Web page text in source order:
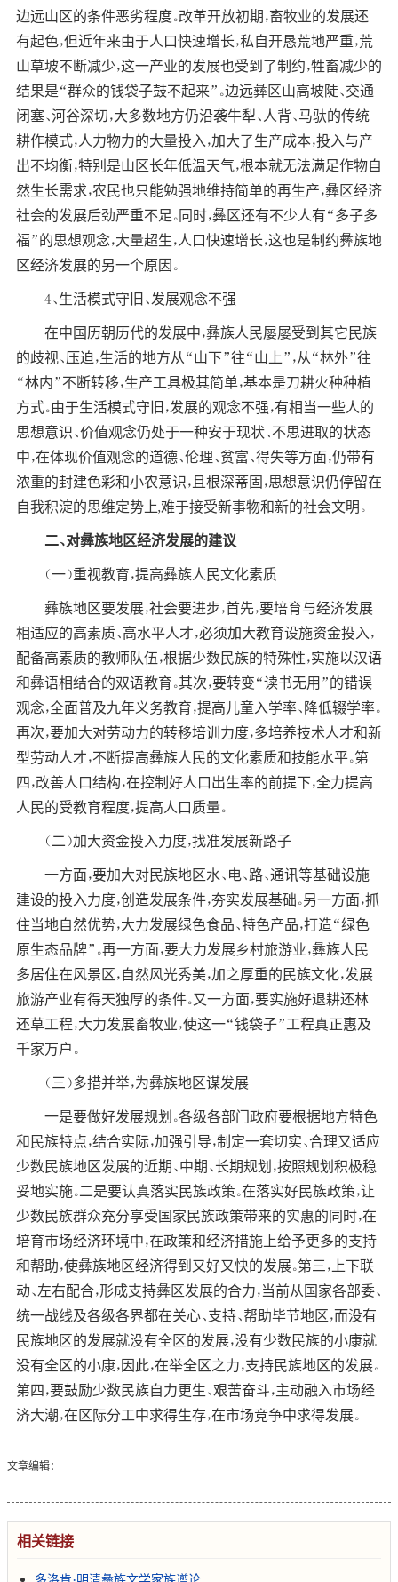
边远山区的条件恶劣程度。改革开放初期，畜牧业的发展还
有起色，但近年来由于人口快速增长，私自开恳荒地严重，荒
山草坡不断减少，这一产业的发展也受到了制约，牲畜减少的
结果是“群众的钱袋子鼓不起来”。边远彝区山高坡陡、交通
闭塞、河谷深切，大多数地方仍沿袭牛犁、人背、马驮的传统
耕作模式，人力物力的大量投入，加大了生产成本，投入与产
出不均衡，特别是山区长年低温天气，根本就无法满足作物自
然生长需求，农民也只能勉强地维持简单的再生产，彝区经济
社会的发展后劲严重不足。同时，彝区还有不少人有“多子多
福”的思想观念，大量超生，人口快速增长，这也是制约彝族地
区经济发展的另一个原因。
4、生活模式守旧、发展观念不强
在中国历朝历代的发展中，彝族人民屡屡受到其它民族
的歧视、压迫，生活的地方从“山下”往“山上”，从“林外”往
“林内”不断转移，生产工具极其简单，基本是刀耕火种种植
方式。由于生活模式守旧，发展的观念不强，有相当一些人的
思想意识、价值观念仍处于一种安于现状、不思进取的状态
中，在体现价值观念的道德、伦理、贫富、得失等方面，仍带有
浓重的封建色彩和小农意识，且根深蒂固，思想意识仍停留在
自我积淀的思维定势上,难于接受新事物和新的社会文明。
二、对彝族地区经济发展的建议
（一）重视教育，提高彝族人民文化素质
彝族地区要发展，社会要进步，首先，要培育与经济发展
相适应的高素质、高水平人才，必须加大教育设施资金投入，
配备高素质的教师队伍，根据少数民族的特殊性，实施以汉语
和彝语相结合的双语教育。其次，要转变“读书无用”的错误
观念，全面普及九年义务教育，提高儿童入学率、降低辍学率。
再次，要加大对劳动力的转移培训力度，多培养技术人才和新
型劳动人才，不断提高彝族人民的文化素质和技能水平。第
四，改善人口结构，在控制好人口出生率的前提下，全力提高
人民的受教育程度，提高人口质量。
（二）加大资金投入力度，找准发展新路子
一方面，要加大对民族地区水、电、路、通讯等基础设施
建设的投入力度，创造发展条件，夯实发展基础。另一方面，抓
住当地自然优势，大力发展绿色食品、特色产品，打造“绿色
原生态品牌”。再一方面，要大力发展乡村旅游业，彝族人民
多居住在风景区，自然风光秀美，加之厚重的民族文化，发展
旅游产业有得天独厚的条件。又一方面，要实施好退耕还林
还草工程，大力发展畜牧业，使这一“钱袋子”工程真正惠及
千家万户。
（三）多措并举，为彝族地区谋发展
一是要做好发展规划。各级各部门政府要根据地方特色
和民族特点，结合实际，加强引导，制定一套切实、合理又适应
少数民族地区发展的近期、中期、长期规划，按照规划积极稳
妥地实施。二是要认真落实民族政策。在落实好民族政策，让
少数民族群众充分享受国家民族政策带来的实惠的同时，在
培育市场经济环境中，在政策和经济措施上给予更多的支持
和帮助，使彝族地区经济得到又好又快的发展。第三，上下联
动、左右配合，形成支持彝区发展的合力，当前从国家各部委、
统一战线及各级各界都在关心、支持、帮助毕节地区，而没有
民族地区的发展就没有全区的发展，没有少数民族的小康就
没有全区的小康，因此，在举全区之力，支持民族地区的发展。
第四，要鼓励少数民族自力更生、艰苦奋斗，主动融入市场经
济大潮，在区际分工中求得生存，在市场竞争中求得发展。
文章编辑：
相关链接